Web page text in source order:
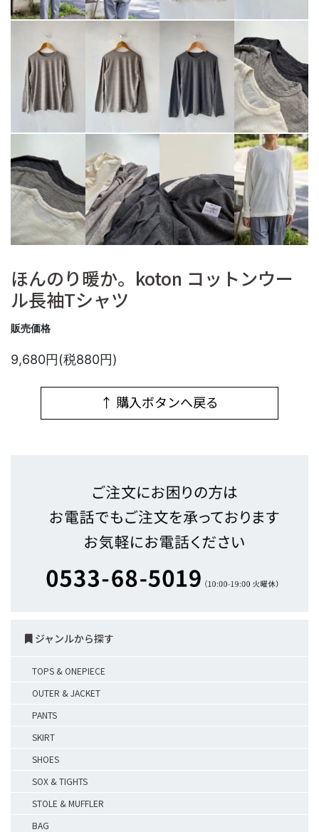
ほんのり暖か。koton コットンウー
ル長袖Tシャツ
販売価格
9,680円(税880円)
↑ 購入ボタンへ戻る
ジャンルから探す
TOPS & ONEPIECE
OUTER & JACKET
PANTS
SKIRT
SHOES
SOX & TIGHTS
STOLE & MUFFLER
BAG